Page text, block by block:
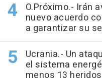
O.Próximo.- Irán
nuevo acuerdo
a garantizar su
Ucrania.- Un
el sistema
menos 13 heridos